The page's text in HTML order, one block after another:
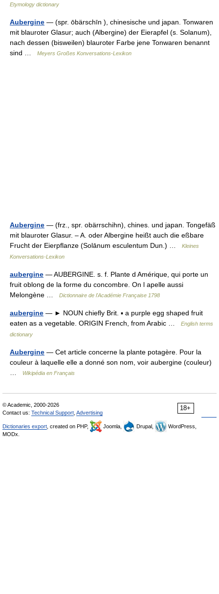
Etymology dictionary
Aubergine — (spr. ōbärschīn ), chinesische und japan. Tonwaren
mit blauroter Glasur; auch (Albergine) der Eierapfel (s. Solanum),
nach dessen (bisweilen) blauroter Farbe jene Tonwaren benannt
sind …
Meyers Großes Konversations-Lexikon
Aubergine — (frz., spr. obärrschihn), chines. und japan. Tongefäß
mit blauroter Glasur. – A. oder Albergine heißt auch die eßbare
Frucht der Eierpflanze (Solānum esculentum Dun.) …
Kleines
Konversations-Lexikon
aubergine — AUBERGINE. s. f. Plante d Amérique, qui porte un
fruit oblong de la forme du concombre. On l apelle aussi
Melongène …
Dictionnaire de l'Académie Française 1798
aubergine — ► NOUN chiefly Brit. ▪ a purple egg shaped fruit
eaten as a vegetable. ORIGIN French, from Arabic …
English terms
dictionary
Aubergine — Cet article concerne la plante potagère. Pour la
couleur à laquelle elle a donné son nom, voir aubergine (couleur)
Wikipédia en Français
18+
© Academic, 2000-2026
Contact us: Technical Support Advertising
Dictionaries export , created on PHP, Joomla, Drupal,
WordPress,
MODx.